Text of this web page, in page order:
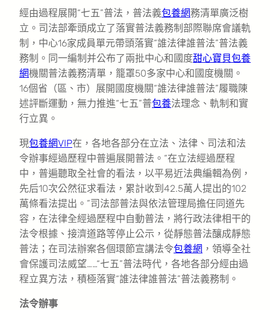
經由過程展開“七五”普法，普法義包養網務清單廣泛樹
立。司法部牽頭成立了落實普法義務制部際聯席會議軌
制，中心16家成員單元帶頭落實“誰法律誰普法”普法義
務制。同一編制并公布了兩批中心和國度甜心寶貝包養
網機關普法義務清單，籠罩50多家中心和國度機關。
16個省（區、市）展開國度機關“誰法律誰普法”履職陳
述評斷運動，無力推進“七五”普包養法理念、軌制和實
行立異。
現包養網VIP在，各地各部分在立法、法律、司法和法
令辦事經過歷程中普遍展開普法。“在立法經過歷程
中，普遍聽取全社會的看法，以平易近法典編輯為例，
先后10次公然征求看法，累計收到42.5萬人提出的102
萬條看法提出。”司法部普法與依法管理局擔任同道先
容，在法律全經過歷程中自動普法，將行政法律相干的
法令根據、接濟道路等停止公示，從靜態普法釀成靜態
普法；在司法辦案各個環節宣講法令包養網 ，領導全社
會保護司法威望……“七五”普法時代，各地各部分經由過
程立異方法，積極落實“誰法律誰普法”普法義務制。
法令辦事